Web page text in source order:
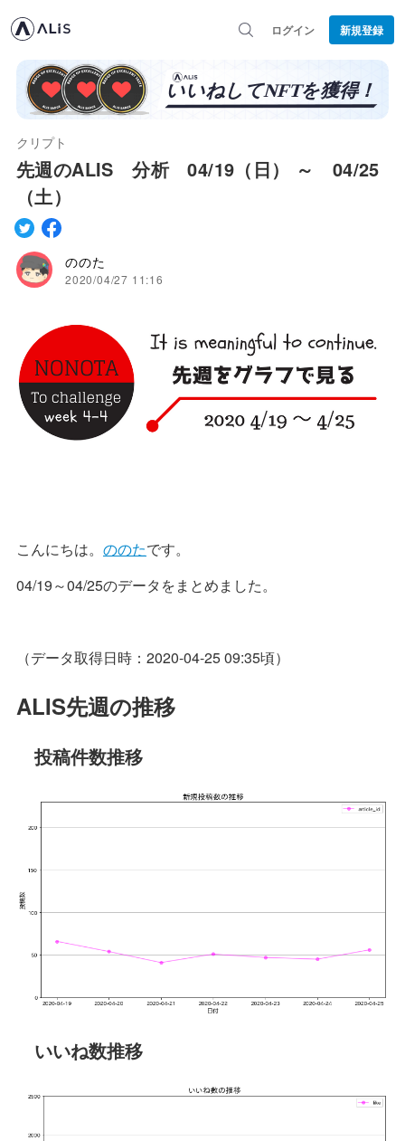
ログイン 新規登録
クリプト
先週のALIS 分析 04/19（日） ～ 04/25
（土）
ののた
2020/04/27 11:16
こんにちは。 ののたです。
04/19～04/25のデータをまとめました。
（データ取得日時：2020-04-25 09:35頃）
ALIS先週の推移
投稿件数推移
いいね数推移